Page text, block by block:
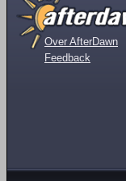
Over AfterDawn
Feedback